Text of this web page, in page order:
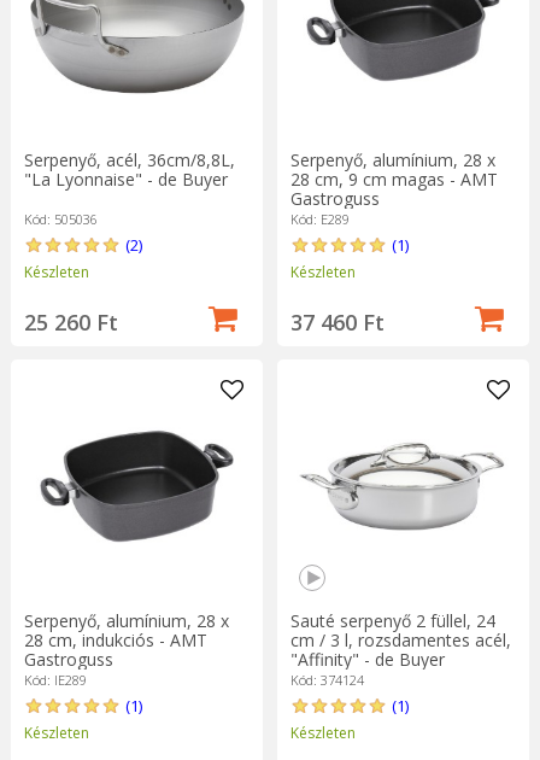
Serpenyő, acél, 36cm/8,8L,
"La Lyonnaise" - de Buyer
Kód: 505036
(2)
Készleten
25 260 Ft
Serpenyő, alumínium, 28 x
28 cm, 9 cm magas - AMT
Gastroguss
Kód: E289
(1)
Készleten
37 460 Ft
Serpenyő, alumínium, 28 x
28 cm, indukciós - AMT
Gastroguss
Kód: IE289
(1)
Készleten
Sauté serpenyő 2 füllel, 24
cm / 3 l, rozsdamentes acél,
"Affinity" - de Buyer
Kód: 374124
(1)
Készleten